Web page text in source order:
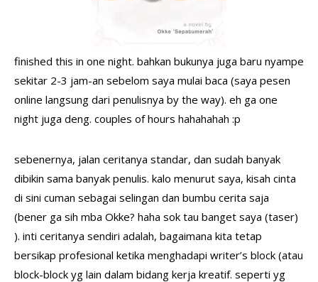
finished this in one night. bahkan bukunya juga baru nyampe
sekitar 2-3 jam-an sebelom saya mulai baca (saya pesen
online langsung dari penulisnya by the way). eh ga one
night juga deng. couples of hours hahahahah :p
sebenernya, jalan ceritanya standar, dan sudah banyak
dibikin sama banyak penulis. kalo menurut saya, kisah cinta
di sini cuman sebagai selingan dan bumbu cerita saja
(bener ga sih mba Okke? haha sok tau banget saya (taser)
). inti ceritanya sendiri adalah, bagaimana kita tetap
bersikap profesional ketika menghadapi writer’s block (atau
block-block yg lain dalam bidang kerja kreatif. seperti yg